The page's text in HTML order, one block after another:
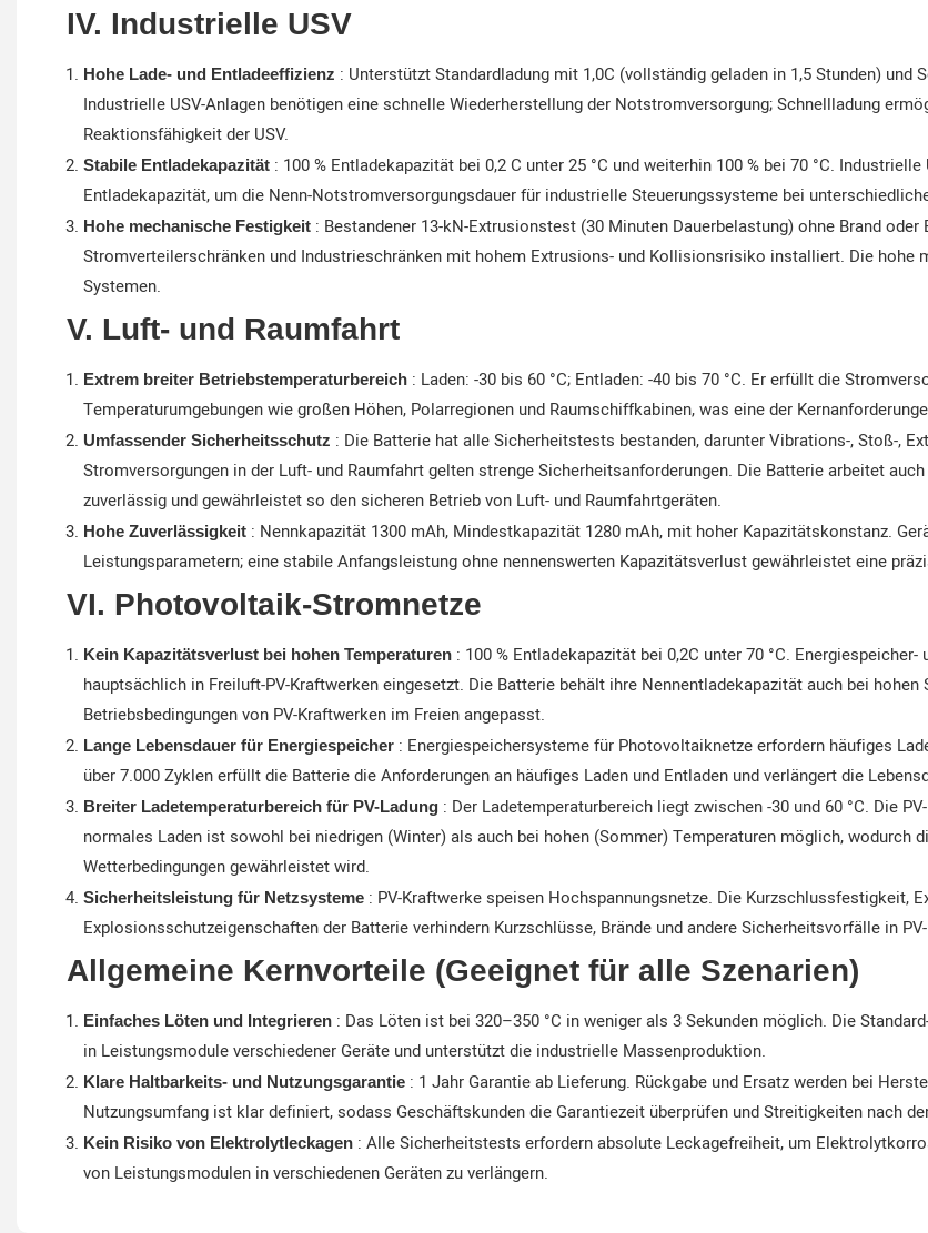
IV. Industrielle USV
Hohe Lade- und Entladeeffizienz : Unterstützt Standardladung mit 1,0C (vollständig geladen in 1,5 Stunden) und
Industrielle USV-Anlagen benötigen eine schnelle Wiederherstellung der Notstromversorgung; Schnellladung
Reaktionsfähigkeit der USV.
Stabile Entladekapazität : 100 % Entladekapazität bei 0,2 C unter 25 °C und weiterhin 100 % bei 70 °C.
Entladekapazität, um die Nenn-Notstromversorgungsdauer für industrielle Steuerungssysteme bei
Hohe mechanische Festigkeit : Bestandener 13-kN-Extrusionstest (30 Minuten Dauerbelastung) ohne Brand
Stromverteilerschränken und Industrieschränken mit hohem Extrusions- und Kollisionsrisiko installiert. Die hohe
Systemen.
V. Luft- und Raumfahrt
Extrem breiter Betriebstemperaturbereich : Laden: -30 bis 60 °C; Entladen: -40 bis 70 °C. Er erfüllt die
Temperaturumgebungen wie großen Höhen, Polarregionen und Raumschiffkabinen, was eine der
Umfassender Sicherheitsschutz : Die Batterie hat alle Sicherheitstests bestanden, darunter Vibrations-, Stoß-,
Stromversorgungen in der Luft- und Raumfahrt gelten strenge Sicherheitsanforderungen. Die Batterie arbeitet
zuverlässig und gewährleistet so den sicheren Betrieb von Luft- und Raumfahrtgeräten.
Hohe Zuverlässigkeit : Nennkapazität 1300 mAh, Mindestkapazität 1280 mAh, mit hoher Kapazitätskonstanz.
Leistungsparametern; eine stabile Anfangsleistung ohne nennenswerten Kapazitätsverlust gewährleistet eine
VI. Photovoltaik-Stromnetze
Kein Kapazitätsverlust bei hohen Temperaturen : 100 % Entladekapazität bei 0,2C unter 70 °C.
hauptsächlich in Freiluft-PV-Kraftwerken eingesetzt. Die Batterie behält ihre Nennentladekapazität auch bei
Betriebsbedingungen von PV-Kraftwerken im Freien angepasst.
Lange Lebensdauer für Energiespeicher : Energiespeichersysteme für Photovoltaiknetze erfordern häufiges
über 7.000 Zyklen erfüllt die Batterie die Anforderungen an häufiges Laden und Entladen und verlängert die
Breiter Ladetemperaturbereich für PV-Ladung : Der Ladetemperaturbereich liegt zwischen -30 und 60 °C. Die
normales Laden ist sowohl bei niedrigen (Winter) als auch bei hohen (Sommer) Temperaturen möglich, wodurch
Wetterbedingungen gewährleistet wird.
Sicherheitsleistung für Netzsysteme : PV-Kraftwerke speisen Hochspannungsnetze. Die Kurzschlussfestigkeit,
Explosionsschutzeigenschaften der Batterie verhindern Kurzschlüsse, Brände und andere Sicherheitsvorfälle in
Allgemeine Kernvorteile (Geeignet für alle Szenarien)
Einfaches Löten und Integrieren : Das Löten ist bei 320–350 °C in weniger als 3 Sekunden möglich. Die
in Leistungsmodule verschiedener Geräte und unterstützt die industrielle Massenproduktion.
Klare Haltbarkeits- und Nutzungsgarantie : 1 Jahr Garantie ab Lieferung. Rückgabe und Ersatz werden bei
Nutzungsumfang ist klar definiert, sodass Geschäftskunden die Garantiezeit überprüfen und Streitigkeiten nach
Kein Risiko von Elektrolytleckagen : Alle Sicherheitstests erfordern absolute Leckagefreiheit, um
von Leistungsmodulen in verschiedenen Geräten zu verlängern.